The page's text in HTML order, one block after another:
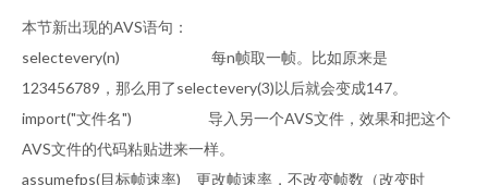
本节新出现的AVS语句：
selectevery(n) 每n帧取一帧。比如原来是
123456789，那么用了selectevery(3)以后就会变成147。
import("文件名") 导入另一个AVS文件，效果和把这个
AVS文件的代码粘贴进来一样。
assumefps(目标帧速率) 更改帧速率，不改变帧数（改变时